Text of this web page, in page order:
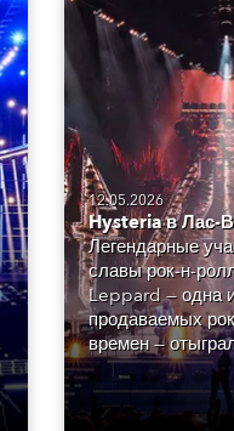
12.05.2026
Hysteria в Лас-
Легендарные
славы рок-н-
Leppard — одна
продаваемых
времен —
по-настоящему
Caesars Palace
Концерты